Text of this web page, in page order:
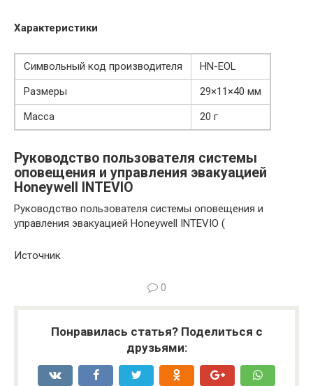
Характеристики
Символьный код производителя
HN-EOL
Размеры
29×11×40 мм
Масса
20 г
Руководство пользователя системы
оповещения и управления эвакуацией
Honeywell INTEVIO
Руководство пользователя системы оповещения и
управления эвакуацией Honeywell INTEVIO (
Источник
0
Понравилась статья? Поделиться с
друзьями: